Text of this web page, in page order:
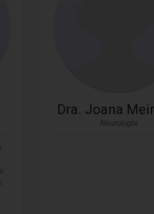
Dra. Joana
Neurologia